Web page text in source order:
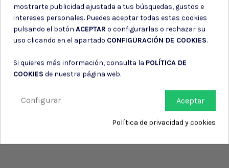
mostrarte publicidad ajustada a tus búsquedas, gustos e
intereses personales. Puedes aceptar todas estas cookies
pulsando el botón ACEPTAR o configurarlas o rechazar su
uso clicando en el apartado CONFIGURACIÓN DE COOKIES.
Si quieres más información, consulta la POLÍTICA DE
COOKIES de nuestra página web.
Aceptar
Configurar
Política de privacidad y cookies